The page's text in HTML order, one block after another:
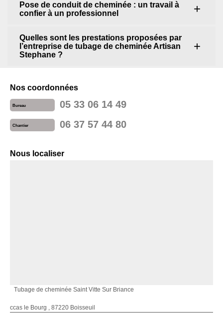
Pose de conduit de cheminée : un travail à
confier à un professionnel
Quelles sont les prestations proposées par
l’entreprise de tubage de cheminée Artisan
Stephane ?
Nos coordonnées
Bureau 05 33 06 14 49
Chantier 06 37 57 44 80
Nous localiser
Tubage de cheminée Saint Vitte Sur Briance
ccas le Bourg , 87220 Boisseuil